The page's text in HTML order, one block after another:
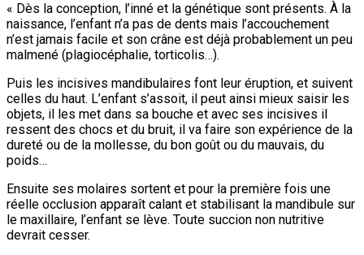
« Dès la conception, l’inné et la génétique sont présents. À la
naissance, l’enfant n’a pas de dents mais l’accouchement
n’est jamais facile et son crâne est déjà probablement un peu
malmené (plagiocéphalie, torticolis…).
Puis les incisives mandibulaires font leur éruption, et suivent
celles du haut. L’enfant s’assoit, il peut ainsi mieux saisir les
objets, il les met dans sa bouche et avec ses incisives il
ressent des chocs et du bruit, il va faire son expérience de la
dureté ou de la mollesse, du bon goût ou du mauvais, du
poids…
Ensuite ses molaires sortent et pour la première fois une
réelle occlusion apparaît calant et stabilisant la mandibule sur
le maxillaire, l’enfant se lève. Toute succion non nutritive
devrait cesser.